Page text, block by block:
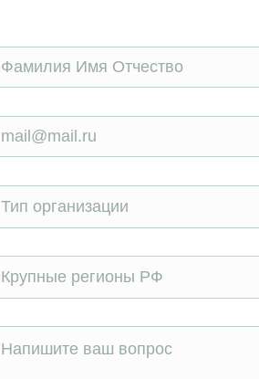
Тип организации
Крупные регионы РФ